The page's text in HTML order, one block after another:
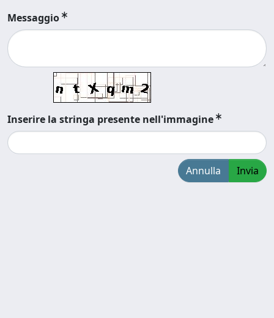
Messaggio
Inserire la stringa presente nell'immagine
Annulla Invia